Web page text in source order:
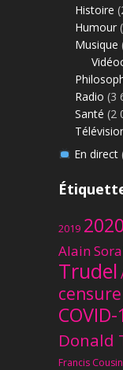
Histoire
Humour
Musique
Radio (3
Santé (2
En direct
2019 2020
Alain
Trudel
censure
Donald
Francis Cousin